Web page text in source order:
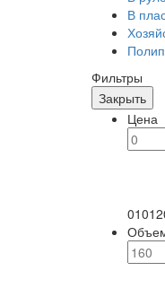
В
Фильтры
Закрыть
Цена
0101